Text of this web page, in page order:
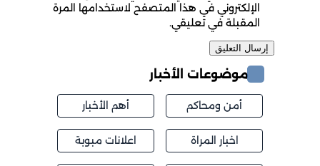
الإلكتروني في هذا المتصفح لاستخدامها المرة
المقبلة في تعليقي.
موضوعات الأخبار
أمن ومحاكم أهم الأخبار
اخبار المراة اعلانات مبوبة